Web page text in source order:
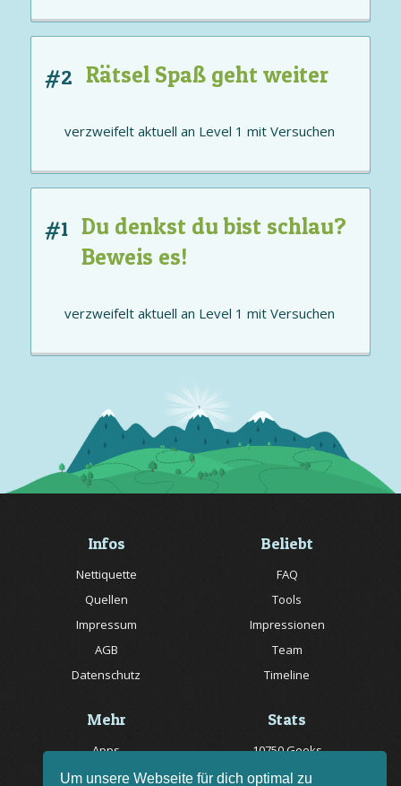
Um unsere Webseite für dich optimal zu
#2 Rätsel Spaß geht weiter
verzweifelt aktuell an Level 1 mitVersuchen
#1 Du denkst du bist schlau?
Beweis es!
verzweifelt aktuell an Level 1 mitVersuchen
Infos
Nettiquette
Quellen
Impressum
AGB
Datenschutz
Beliebt
FAQ
Tools
Impressionen
Team
Timeline
Mehr
Apps
Jobs
Stats
10750 Geeks
20057 Rätsel online